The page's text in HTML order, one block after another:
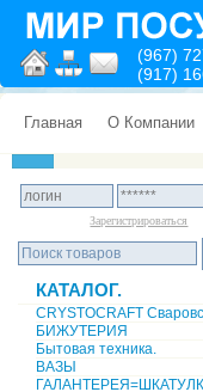
(967)
(917)
Главная О Компании
Зарегистрироваться
КАТАЛОГ.
CRYSTOCRAFT
БИЖУТЕРИЯ
Бытовая техника.
ВАЗЫ